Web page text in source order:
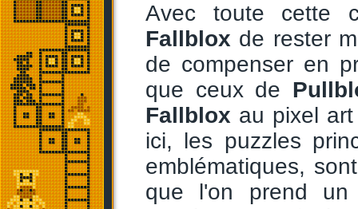
Avec toute cette
Fallblox de rester
de compenser en
que ceux de
Fallblox au pixel
ici, les puzzles
emblématiques,
que l'on prend un